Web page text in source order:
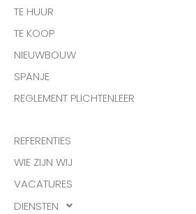
TE HUUR
TE KOOP
NIEUWBOUW
SPANJE
REGLEMENT PLICHTENLEER
REFERENTIES
WIE ZIJN WIJ
VACATURES
DIENSTEN